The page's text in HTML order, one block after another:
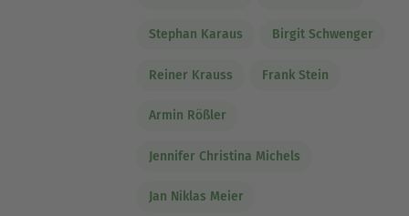
Stephan Karaus Birgit Schwenger
Reiner Krauss Frank Stein
Armin Rößler
Jennifer Christina Michels
Jan Niklas Meier